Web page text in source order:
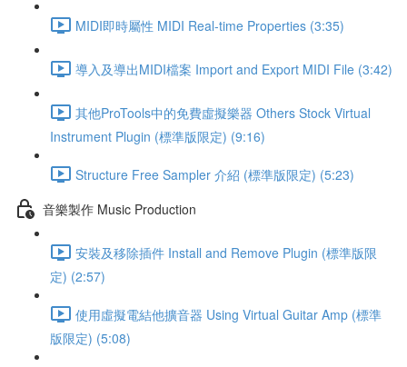
MIDI即時屬性 MIDI Real-time Properties (3:35)
導入及導出MIDI檔案 Import and Export MIDI File (3:42)
其他ProTools中的免費虛擬樂器 Others Stock Virtual
Instrument Plugin (標準版限定) (9:16)
Structure Free Sampler 介紹 (標準版限定) (5:23)
音樂製作 Music Production
安裝及移除插件 Install and Remove Plugin (標準版限
定) (2:57)
使用虛擬電結他擴音器 Using Virtual Guitar Amp (標準
版限定) (5:08)